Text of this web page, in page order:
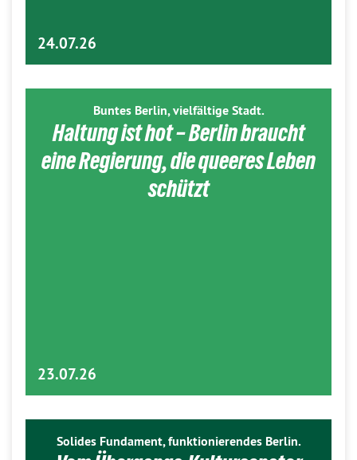
24.07.26
Buntes Berlin, vielfältige Stadt.
Haltung ist hot – Berlin braucht
eine Regierung, die queeres Leben
schützt
23.07.26
Solides Fundament, funktionierendes Berlin.